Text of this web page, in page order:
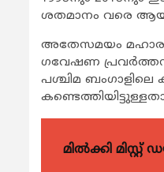
ശതമാനം വരെ
അതേസമയം
ഗവേഷണ
പശ്ചിമ
മിൽക്കി